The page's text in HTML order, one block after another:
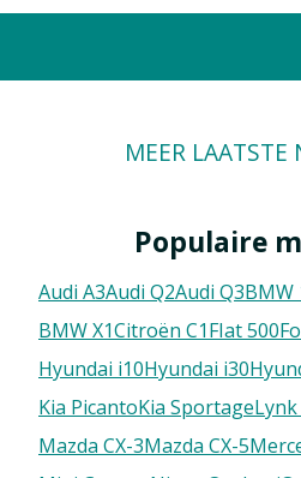
MEER LAATSTE
Populaire
Audi A3Audi Q2Audi Q3BMW
BMW X1Citroën C1FIat 500
Hyundai i10Hyundai i30
Kia PicantoKia SportageLynk
Mazda CX-3Mazda CX-5